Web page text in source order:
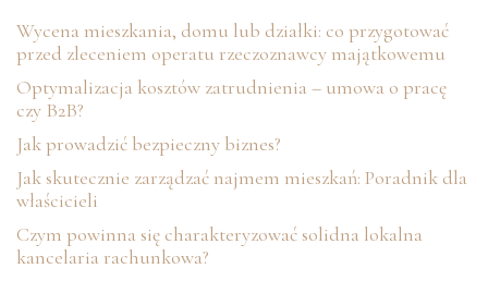
Wycena mieszkania, domu lub działki: co przygotować
przed zleceniem operatu rzeczoznawcy majątkowemu
Optymalizacja kosztów zatrudnienia – umowa o pracę
czy B2B?
Jak prowadzić bezpieczny biznes?
Jak skutecznie zarządzać najmem mieszkań: Poradnik dla
właścicieli
Czym powinna się charakteryzować solidna lokalna
kancelaria rachunkowa?